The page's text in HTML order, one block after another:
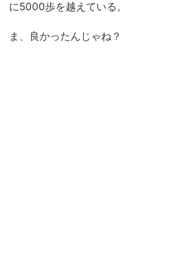
に5000歩を越えている。
ま、良かったんじゃね？